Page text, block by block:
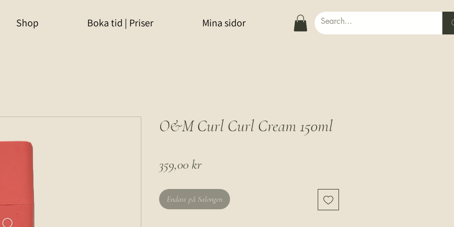
Shop Boka tid | Priser Mina sidor
O&M Curl Curl Cream 150ml
359,00 krPris
Endast på Salongen